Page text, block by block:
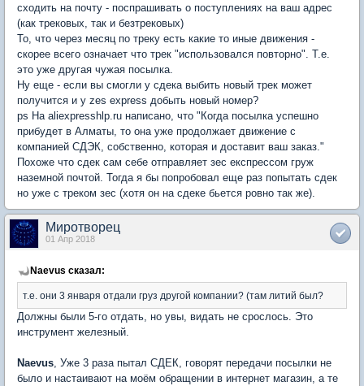
сходить на почту - поспрашивать о поступлениях на ваш адрес
(как трековых, так и безтрековых)
То, что через месяц по треку есть какие то иные движения -
скорее всего означает что трек "использовался повторно". Т.е.
это уже другая чужая посылка.
Ну еще - если вы смогли у сдека выбить новый трек может
получится и у zes express добыть новый номер?
ps На aliexpresshlp.ru написано, что "Когда посылка успешно
прибудет в Алматы, то она уже продолжает движение с
компанией СДЭК, собственно, которая и доставит ваш заказ."
Похоже что сдек сам себе отправляет зес експрессом груж
наземной почтой. Тогда я бы попробовал еще раз попытать сдек
но уже с треком зес (хотя он на сдеке бьется ровно так же).
Миротворец
01 Апр 2018
Naevus сказал:
т.е. они 3 января отдали груз другой компании? (там литий был?
Должны были 5-го отдать, но увы, видать не срослось. Это
инструмент железный.
Naevus , Уже 3 раза пытал СДЕК, говорят передачи посылки не
было и настаивают на моём обращении в интернет магазин, а те